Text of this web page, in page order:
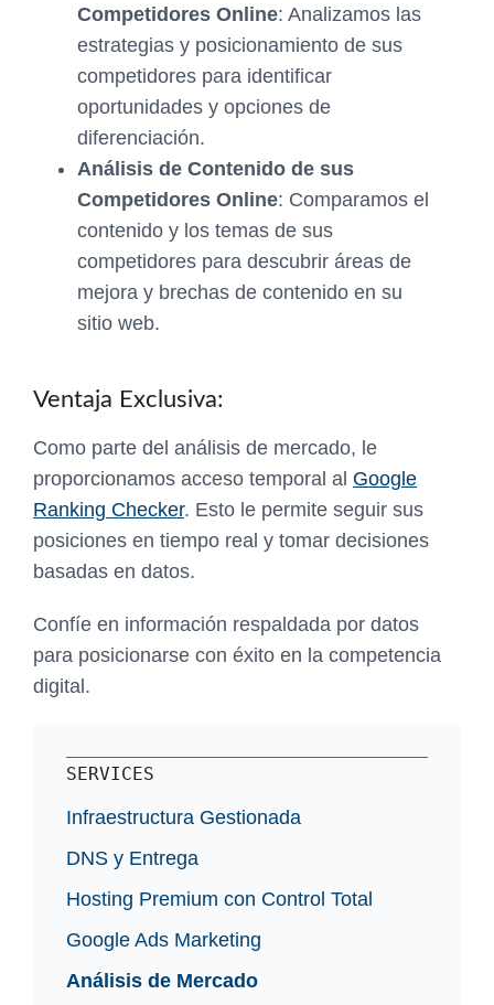
Competidores Online: Analizamos las
estrategias y posicionamiento de sus
competidores para identificar
oportunidades y opciones de
diferenciación.
Análisis de Contenido de sus
Competidores Online: Comparamos el
contenido y los temas de sus
competidores para descubrir áreas de
mejora y brechas de contenido en su
sitio web.
Ventaja Exclusiva:
Como parte del análisis de mercado, le
proporcionamos acceso temporal al Google
Ranking Checker. Esto le permite seguir sus
posiciones en tiempo real y tomar decisiones
basadas en datos.
Confíe en información respaldada por datos
para posicionarse con éxito en la competencia
digital.
SERVICES
Infraestructura Gestionada
DNS y Entrega
Hosting Premium con Control Total
Google Ads Marketing
Análisis de Mercado